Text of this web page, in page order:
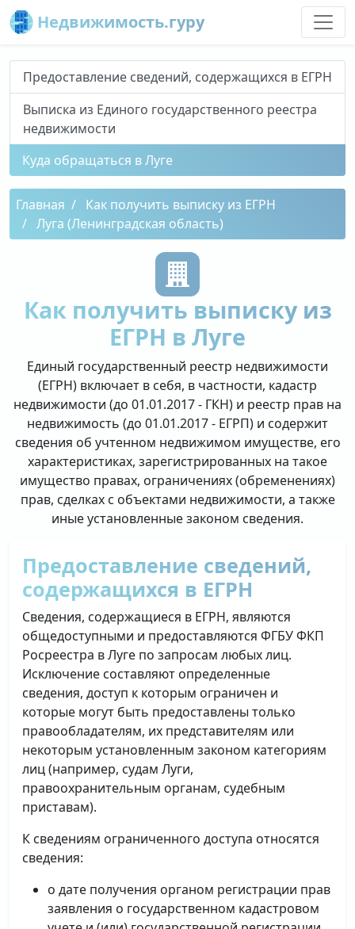
Недвижимость.гуру
Предоставление сведений, содержащихся в ЕГРН
Выписка из Единого государственного реестра
недвижимости
Куда обращаться в Луге
Главная
Как получить выписку из ЕГРН
Луга (Ленинградская область)
Как получить выписку из
ЕГРН в Луге
Единый государственный реестр недвижимости
(ЕГРН) включает в себя, в частности, кадастр
недвижимости (до 01.01.2017 - ГКН) и реестр прав на
недвижимость (до 01.01.2017 - ЕГРП) и содержит
сведения об учтенном недвижимом имуществе, его
характеристиках, зарегистрированных на такое
имущество правах, ограничениях (обременениях)
прав, сделках с объектами недвижимости, а также
иные установленные законом сведения.
Предоставление сведений,
содержащихся в ЕГРН
Сведения, содержащиеся в ЕГРН, являются
общедоступными и предоставляются ФГБУ ФКП
Росреестра в Луге по запросам любых лиц.
Исключение составляют определенные
сведения, доступ к которым ограничен и
которые могут быть предоставлены только
правообладателям, их представителям или
некоторым установленным законом категориям
лиц (например, судам Луги,
правоохранительным органам, судебным
приставам).
К сведениям ограниченного доступа относятся
сведения:
о дате получения органом регистрации прав
заявления о государственном кадастровом